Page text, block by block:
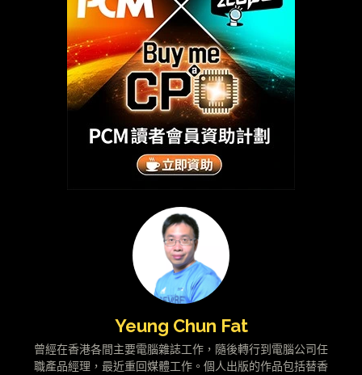
Yeung Chun Fat
曾經在香港各間主要電腦雜誌工作，隨後轉行到電腦公司任
職產品經理，最近重回媒體工作。個人出版的作品包括替香